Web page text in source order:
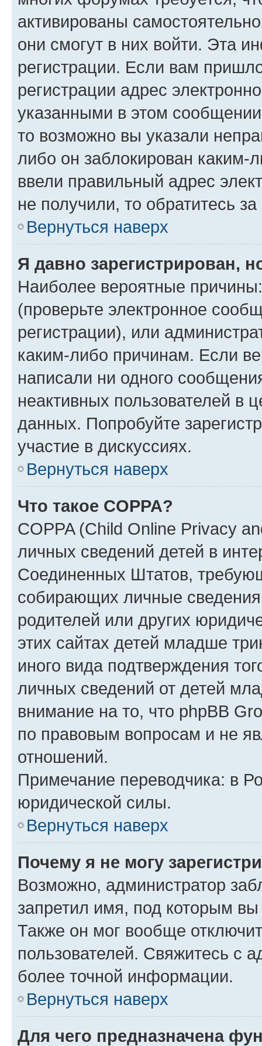
активированы
они смогут в них войти. Эта
регистрации. Если вам
регистрации адрес
указанными в этом
то возможно вы указали
либо он заблокирован
ввели правильный адрес
не получили, то обратитесь
Вернуться наверх
Я давно зарегистрирован,
Наиболее вероятные
(проверьте электронное
регистрации), или
каким-либо причинам. Если
написали ни одного
неактивных пользователей в
данных. Попробуйте
участие в дискуссиях.
Вернуться наверх
Что такое COPPA?
COPPA (Child Online Privacy
личных сведений детей в
Соединенных Штатов,
собирающих личные
родителей или других
этих сайтах детей младше
иного вида подтверждения
личных сведений от детей
внимание на то, что phpBB
по правовым вопросам и не
отношений.
Примечание переводчика: в
юридической силы.
Вернуться наверх
Почему я не могу
Возможно, администратор
запретил имя, под которым вы
Также он мог вообще
пользователей. Свяжитесь с
более точной информации.
Вернуться наверх
Для чего предназначена